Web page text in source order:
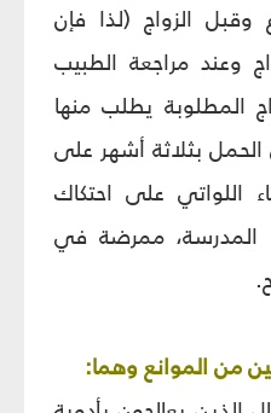
الزواج (لذا فإن
وعند مراجعة الطبيب
يطلب منها
الحمل بثلاثة أشهر على
اللواتي على احتكاك
المدرسة، ممرضة في
من الموانع وهما: